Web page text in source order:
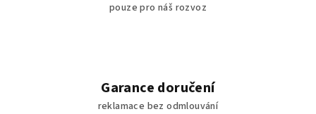
pouze pro náš rozvoz
Garance doručení
reklamace bez odmlouvání